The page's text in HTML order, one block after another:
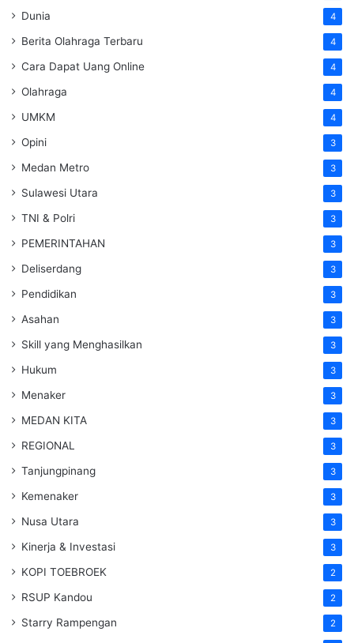
Dunia 4
Berita Olahraga Terbaru 4
Cara Dapat Uang Online 4
Olahraga 4
UMKM 4
Opini 3
Medan Metro 3
Sulawesi Utara 3
TNI & Polri 3
PEMERINTAHAN 3
Deliserdang 3
Pendidikan 3
Asahan 3
Skill yang Menghasilkan 3
Hukum 3
Menaker 3
MEDAN KITA 3
REGIONAL 3
Tanjungpinang 3
Kemenaker 3
Nusa Utara 3
Kinerja & Investasi 3
KOPI TOEBROEK 2
RSUP Kandou 2
Starry Rampengan 2